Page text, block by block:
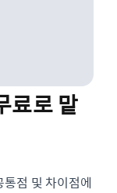
료로 맡
통점 및 차이점에